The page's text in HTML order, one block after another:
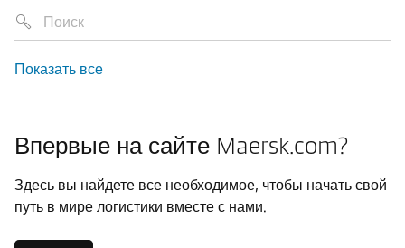
Показать все
Впервые на сайте Maersk.com?
Здесь вы найдете все необходимое, чтобы начать свой
путь в мире логистики вместе с нами.